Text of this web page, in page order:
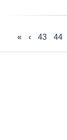
First
»
Previous
›
الصفحة
43
الصفحة
44